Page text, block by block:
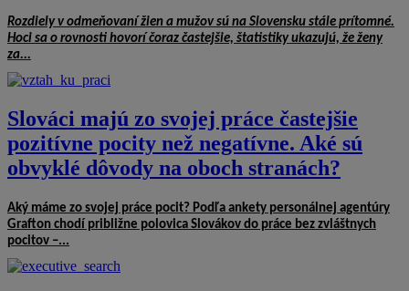
Rozdiely v odmeňovaní žien a mužov sú na Slovensku stále prítomné.
Hoci sa o rovnosti hovorí čoraz častejšie, štatistiky ukazujú, že ženy
za...
Slováci majú zo svojej práce častejšie
pozitívne pocity než negatívne. Aké sú
obvyklé dôvody na oboch stranách?
Aký máme zo svojej práce pocit? Podľa ankety personálnej agentúry
Grafton chodí približne polovica Slovákov do práce bez zvláštnych
pocitov –...